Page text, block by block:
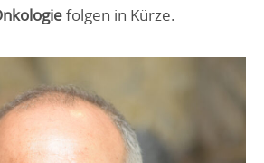
folgen in Kürze.